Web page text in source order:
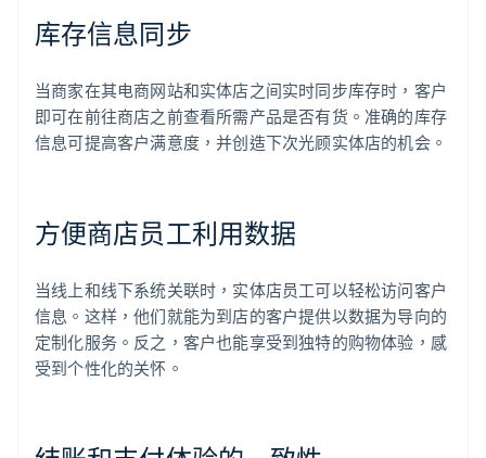
库存信息同步
当商家在其电商网站和实体店之间实时同步库存时，客户
即可在前往商店之前查看所需产品是否有货。准确的库存
信息可提高客户满意度，并创造下次光顾实体店的机会。
方便商店员工利用数据
当线上和线下系统关联时，实体店员工可以轻松访问客户
信息。这样，他们就能为到店的客户提供以数据为导向的
定制化服务。反之，客户也能享受到独特的购物体验，感
受到个性化的关怀。